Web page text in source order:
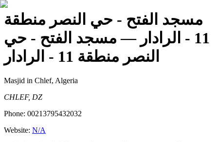
مسجد الفتح - حي النصر منطقة
11 - الرادار
— مسجد الفتح - حي
النصر منطقة 11 - الرادار
Masjid in Chlef, Algeria
CHLEF, DZ
Phone: 00213795432032
Website: N/A